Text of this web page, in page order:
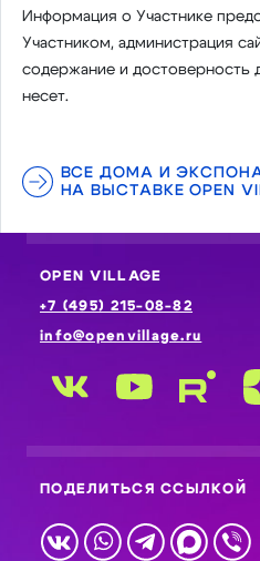
Информация о Участнике
Участником, администрация
содержание и достоверность
несет.
ВСЕ ДОМА И
НА ВЫСТАВКЕ OPEN
OPEN VILLAGE
+7 (495) 215-08-82
info@openvillage.ru
ПОДЕЛИТЬСЯ ССЫЛКОЙ